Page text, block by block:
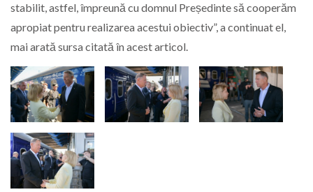
stabilit, astfel, împreună cu domnul Președinte să cooperăm
apropiat pentru realizarea acestui obiectiv”, a continuat el,
mai arată sursa citată în acest articol.